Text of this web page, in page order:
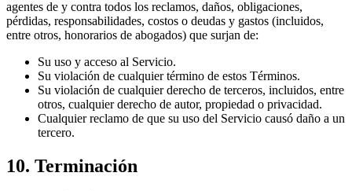
agentes de y contra todos los reclamos, daños, obligaciones,
pérdidas, responsabilidades, costos o deudas y gastos (incluidos,
entre otros, honorarios de abogados) que surjan de:
Su uso y acceso al Servicio.
Su violación de cualquier término de estos Términos.
Su violación de cualquier derecho de terceros, incluidos, entre
otros, cualquier derecho de autor, propiedad o privacidad.
Cualquier reclamo de que su uso del Servicio causó daño a un
tercero.
10. Terminación